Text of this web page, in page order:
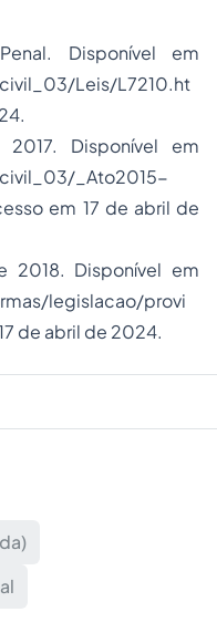
Disponível em
Leis/L7210.ht
Disponível em
_Ato2015-
em 17 de abril de
2018. Disponível em
legislacao/provi
de abril de 2024.